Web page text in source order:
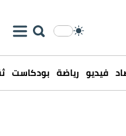
فيديو رياضة بودكاست